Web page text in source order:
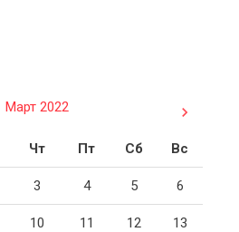
Март 2022
Чт Пт Сб Вс
3 4 5 6
10 11 12 13